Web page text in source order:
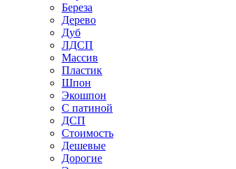
Береза
Дерево
Дуб
ЛДСП
Массив
Пластик
Шпон
Экошпон
С патиной
ДСП
Стоимость
Дешевые
Дорогие